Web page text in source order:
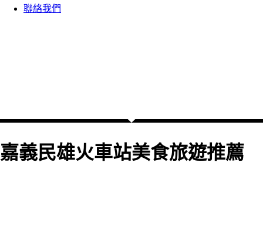
聯絡我們
嘉義民雄火車站美食旅遊推薦